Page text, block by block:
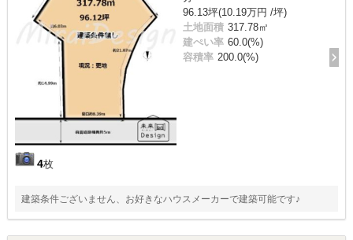
4枚
96.13坪(10.19万円 /坪)
土地面積 317.78㎡
建ぺい率 60.0(%)
容積率 200.0(%)
建築条件ございません、お好きなハウスメーカーで建築可能です♪